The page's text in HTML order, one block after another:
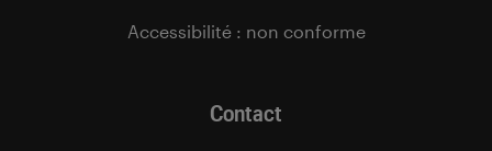
Accessibilité : non conforme
Contact